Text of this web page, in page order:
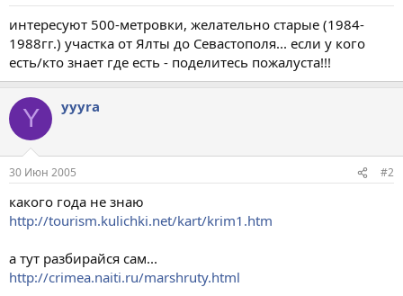
м
ы
а
л
интересуют 500-метровки, желательно старые (1984-
1988гг.) участка от Ялты до Севастополя... если у кого
есть/кто знает где есть - поделитесь пожалуста!!!
Y yyyra
30 Июн 2005 #2
какого года не знаю
http://tourism.kulichki.net/kart/krim1.htm
а тут разбирайся сам...
http://crimea.naiti.ru/marshruty.html